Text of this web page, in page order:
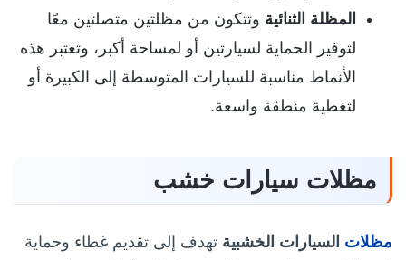
المظلة الثنائية وتتكون من مظلتين متصلتين معًا
لتوفير الحماية لسيارتين أو لمساحة أكبر، وتعتبر هذه
الأنماط مناسبة للسيارات المتوسطة إلى الكبيرة أو
لتغطية منطقة واسعة.
مظلات سيارات خشب
مظلات السيارات الخشبية تهدف إلى تقديم غطاء وحماية